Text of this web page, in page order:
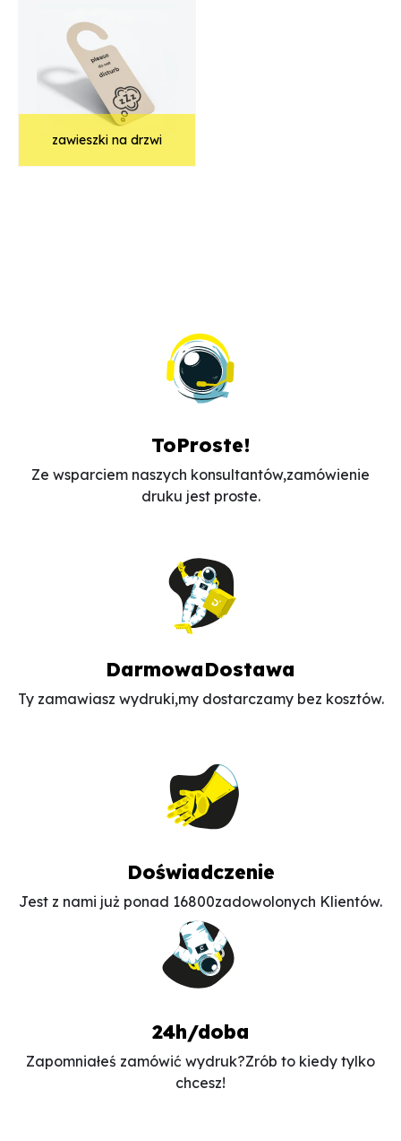
ToProste!
Ze wsparciem naszych konsultantów,zamówienie
druku jest proste.
DarmowaDostawa
Ty zamawiasz wydruki,my dostarczamy bez kosztów.
Doświadczenie
Jest z nami już ponad 16800zadowolonych Klientów.
24h/doba
Zapomniałeś zamówić wydruk?Zrób to kiedy tylko
chcesz!
zawieszki na drzwi